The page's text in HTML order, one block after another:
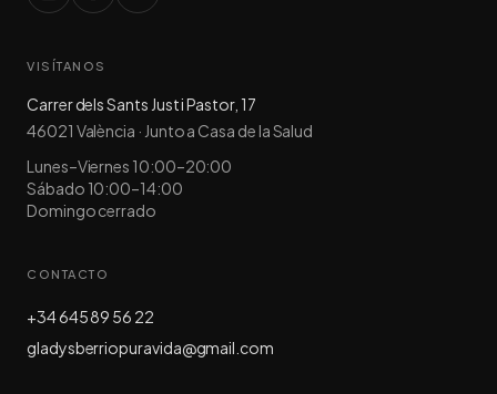
VISÍTANOS
Carrer dels Sants Just i Pastor, 17
46021 València · Junto a Casa de la Salud
Lunes–Viernes 10:00–20:00
Sábado 10:00–14:00
Domingo cerrado
CONTACTO
+34 645 89 56 22
gladysberriopuravida@gmail.com